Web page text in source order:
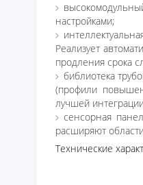
настройками;
Реализует
продления срока
библиотека
(профили
лучшей
сенсорная
расширяют
Технические